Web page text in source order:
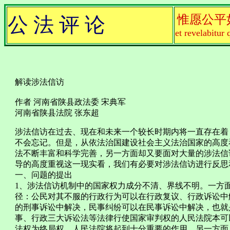
公 法 评 论 惟愿公平
et revelabitur
解读涉法信访
作者 河南省陕县政法委 宋典军
河南省陕县法院 张东超
涉法信访在过去、现在和未来一个较长时期内将一直存在
不会忘记。但是，从依法治国建设社会主义法治国家的高
法不断丰富和科学完善，另一方面却又要面对大量的涉法
导的高度重视这一现实看，我们有必要对涉法信访进行反
一、问题的提出
1、涉法信访机制中的国家权力成分不清、界线不明。一
径：公民对其不服的行政行为可以在行政复议、行政诉讼
的刑事诉讼中解决，民事纠纷可以在民事诉讼中解决，也
事、行政三大诉讼法等法律行使国家审判权的人民法院本